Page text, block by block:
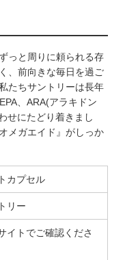
っと周りに頼られる存
、前向きな毎日を過ご
たちサントリーは長年
、ARA(アラキドン
せにたどり着きまし
メガエイド』がしっか
カプセル
リー
イトでご確認くださ